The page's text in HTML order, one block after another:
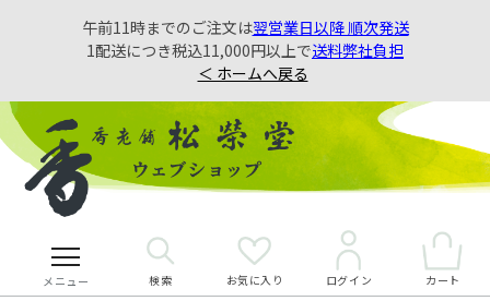
午前11時までのご注文は翌営業日以降 順次発送
1配送につき税込11,000円以上で送料弊社負担
＜ ホームへ戻る
メニュー 検索 お気に入り ログイン カート